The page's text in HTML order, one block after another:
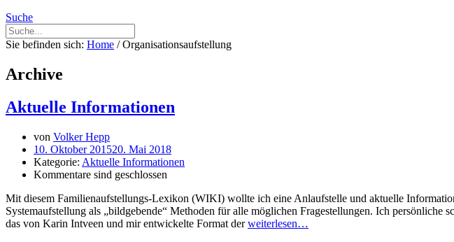
Suche
Sie befinden sich: Home / Organisationsaufstellung
Archive
Aktuelle Informationen
von Volker Hepp
10. Oktober 201520. Mai 2018
Kategorie: Aktuelle Informationen
Kommentare sind geschlossen
Mit diesem Familienaufstellungs-Lexikon (WIKI) wollte ich eine Anlaufstelle und aktuelle
Systemaufstellung als „bildgebende“ Methoden für alle möglichen Fragestellungen. Ich persönliche
das von Karin Intveen und mir entwickelte Format derweiterlesen…